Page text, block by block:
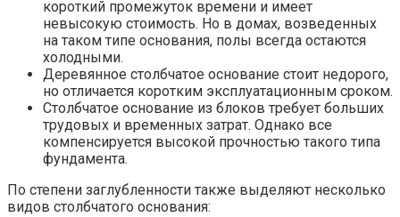
короткий промежуток времени и имеет
невысокую стоимость. Но в домах, возведенных
на таком типе основания, полы всегда остаются
холодными.
Деревянное столбчатое основание стоит недорого,
но отличается коротким эксплуатационным сроком.
Столбчатое основание из блоков требует больших
трудовых и временных затрат. Однако все
компенсируется высокой прочностью такого типа
фундамента.
По степени заглубленности также выделяют несколько
видов столбчатого основания: